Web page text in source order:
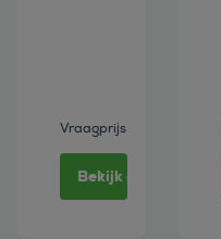
Vraagprijs
Bekijk deze auto